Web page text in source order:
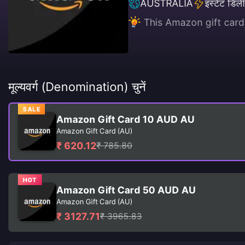
AUSTRALIA
इंस्टेंट
This Amazon gift
मूल्यवर्ग (Denomination) चुनें
SALE
Amazon Gift Card 10 AUD AU
Amazon Gift Card (AU)
₹ 620.12₹ 785.80
HOT
Amazon Gift Card 50 AUD AU
Amazon Gift Card (AU)
₹ 3127.71₹ 3965.83